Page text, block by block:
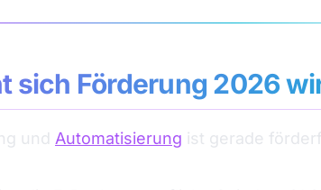
sich Förderung 2026
und Automatisierung ist gerade